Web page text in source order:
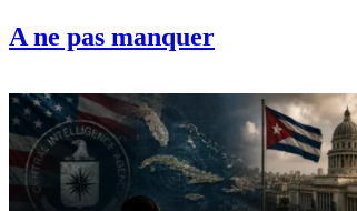
A ne pas manquer